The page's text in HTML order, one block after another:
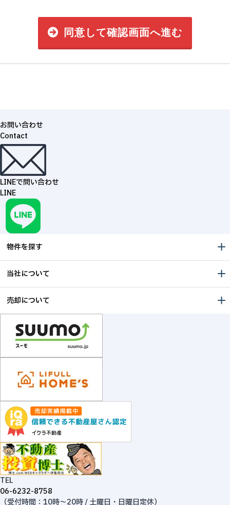
同意して確認画面へ進む
お問い合わせ
Contact
LINEで問い合わせ
LINE
物件を探す
当社について
売却について
TEL
06-6232-8758
（受付時間：10時～20時 / 土曜日・日曜日定休）